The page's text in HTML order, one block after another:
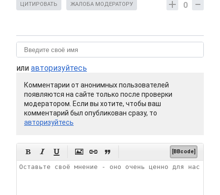
0
ЦИТИРОВАТЬ ЖАЛОБА МОДЕРАТОРУ
или авторизуйтесь
Комментарии от анонимных пользователей
появляются на сайте только после проверки
модератором. Если вы хотите, чтобы ваш
комментарий был опубликован сразу, то
авторизуйтесь
      [BBcode]